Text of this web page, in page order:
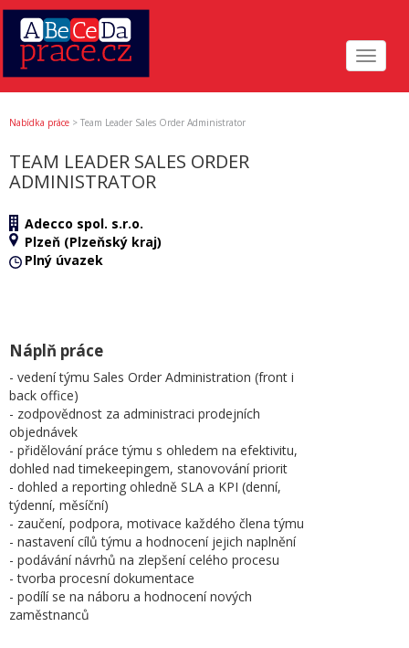
Toggle
Nabídka práce > Team Leader Sales Order Administrator
TEAM LEADER SALES ORDER
ADMINISTRATOR
Adecco spol. s.r.o.
Plzeň (Plzeňský kraj)
Plný úvazek
Náplň práce
- vedení týmu Sales Order Administration (front i
back office)
- zodpovědnost za administraci prodejních
objednávek
- přidělování práce týmu s ohledem na efektivitu,
dohled nad timekeepingem, stanovování priorit
- dohled a reporting ohledně SLA a KPI (denní,
týdenní, měsíční)
- zaučení, podpora, motivace každého člena týmu
- nastavení cílů týmu a hodnocení jejich naplnění
- podávání návrhů na zlepšení celého procesu
- tvorba procesní dokumentace
- podílí se na náboru a hodnocení nových
zaměstnanců